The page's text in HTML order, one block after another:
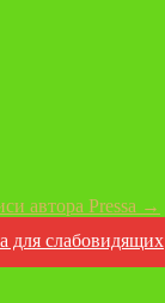
автора Pressa →
для слабовидящих